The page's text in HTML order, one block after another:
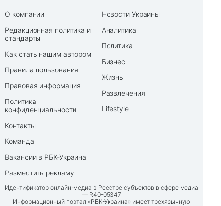
О компании
Редакционная политика и
стандарты
Как стать нашим автором
Правила пользования
Правовая информация
Политика
конфиденциальности
Контакты
Команда
Вакансии в РБК-Украина
Разместить рекламу
Новости Украины
Аналитика
Политика
Бизнес
Жизнь
Развлечения
Lifestyle
Идентификатор онлайн-медиа в Реестре субъектов в сфере медиа
— R40-05347
Информационный портал «РБК-Украина» имеет трехязычную